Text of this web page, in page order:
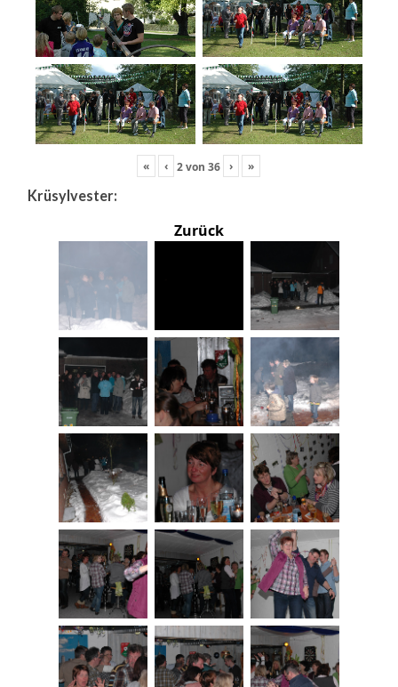
« ‹ 2von36 › »
Krüsylvester:
Zurück